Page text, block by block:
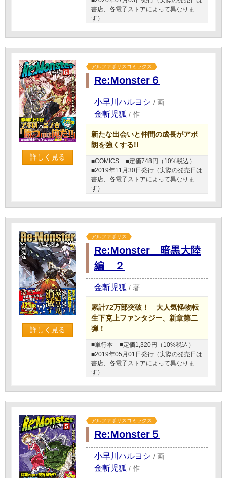
書店、各電子ストアによって異なりま
す）
詳しく見る
アルファポリスコミックス
Re:Monster６
小早川ハルヨシ / 画
金斬児狐 / 作
新たな出会いと仲間の成長がアポ
朗を強くする!!
■COMICS
■定価748円（10%税込）
■2019年11月30日発行（実際の発売日は
書店、各電子ストアによって異なりま
す）
詳しく見る
アルファポリス
Re:Monster 暗黒大陸
編 ２
金斬児狐 / 著
累計72万部突破！ 大人気怪物転
生下克上ファンタジー、新章第二
弾！
■単行本
■定価1,320円（10%税込）
■2019年05月01日発行（実際の発売日は
書店、各電子ストアによって異なりま
す）
アルファポリスコミックス
Re:Monster５
小早川ハルヨシ / 画
金斬児狐 / 作